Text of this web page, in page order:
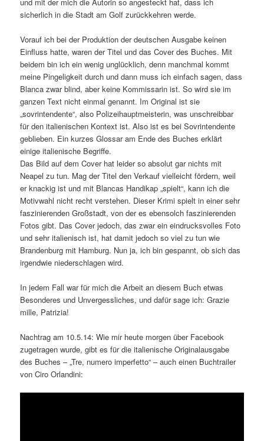
sicherlich in die Stadt am Golf zurückkehren werde.
Vorauf ich bei der Produktion der deutschen Ausgabe keinen
Einfluss hatte, waren der Titel und das Cover des Buches. Mit
beidem bin ich ein wenig unglücklich, denn manchmal kommt
meine Pingeligkeit durch und dann muss ich einfach sagen, dass
Blanca zwar blind, aber keine Kommissarin ist. So wird sie im
ganzen Text nicht einmal genannt. Im Original ist sie
„sovrintendente“, also Polizeihauptmeisterin, was unschreibbar
für den italienischen Kontext ist. Also ist es bei Sovrintendente
geblieben. Ein kurzes Glossar am Ende des Buches erklärt
einige italienische Begriffe.
Das Bild auf dem Cover hat leider so absolut gar nichts mit
Neapel zu tun. Mag der Titel den Verkauf vielleicht fördern, weil
er knackig ist und mit Blancas Handikap „spielt“, kann ich die
Motivwahl nicht recht verstehen. Dieser Krimi spielt in einer sehr
faszinierenden Großstadt, von der es ebensolch faszinierenden
Fotos gibt. Das Cover jedoch, das zwar ein eindrucksvolles Foto
und sehr italienisch ist, hat damit jedoch so viel zu tun wie
Brandenburg mit Hamburg. Nun ja, ich bin gespannt, ob sich das
irgendwie niederschlagen wird.
In jedem Fall war für mich die Arbeit an diesem Buch etwas
Besonderes und Unvergessliches, und dafür sage ich: Grazie
mille, Patrizia!
Nachtrag am 10.5.14: Wie mir heute morgen über Facebook
zugetragen wurde, gibt es für die italienische Originalausgabe
des Buches – „Tre, numero imperfetto“ – auch einen Buchtrailer
von Ciro Orlandini: